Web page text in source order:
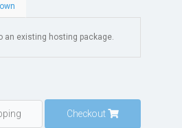
an existing hosting package.
Checkout